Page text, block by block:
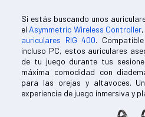
Si estás buscando unos
el Asymmetric Wireless Controller
auriculares RIG 400.
incluso PC, estos auriculares
de tu juego durante tus
máxima comodidad con
para las orejas y altavoces.
experiencia de juego inmersiva y